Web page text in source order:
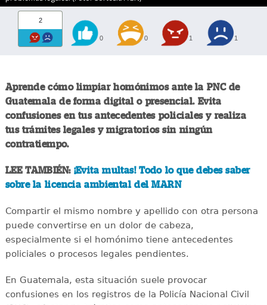
2
0 0 1 1
Aprende cómo limpiar homónimos ante la PNC de
Guatemala de forma digital o presencial. Evita
confusiones en tus antecedentes policiales y realiza
tus trámites legales y migratorios sin ningún
contratiempo.
LEE TAMBIÉN: ¡Evita multas! Todo lo que debes saber
sobre la licencia ambiental del MARN
Compartir el mismo nombre y apellido con otra persona
puede convertirse en un dolor de cabeza,
especialmente si el homónimo tiene antecedentes
policiales o procesos legales pendientes.
En Guatemala, esta situación suele provocar
confusiones en los registros de la Policía Nacional Civil